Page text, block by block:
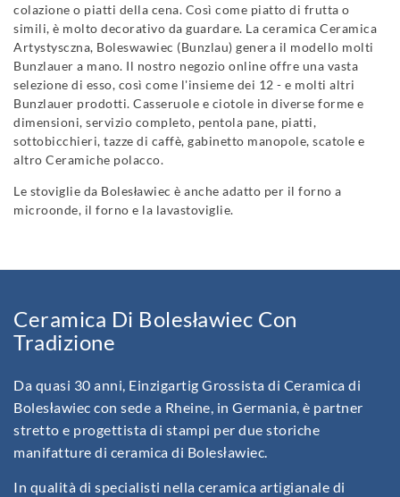
colazione o piatti della cena. Così come piatto di frutta o
simili, è molto decorativo da guardare. La ceramica Ceramica
Artystysczna, Boleswawiec (Bunzlau) genera il modello molti
Bunzlauer a mano. Il nostro negozio online offre una vasta
selezione di esso, così come l'insieme dei 12 - e molti altri
Bunzlauer prodotti. Casseruole e ciotole in diverse forme e
dimensioni, servizio completo, pentola pane, piatti,
sottobicchieri, tazze di caffè, gabinetto manopole, scatole e
altro Ceramiche polacco.
Le stoviglie da Bolesławiec è anche adatto per il forno a
microonde, il forno e la lavastoviglie.
Ceramica Di Bolesławiec Con
Tradizione
Da quasi 30 anni, Einzigartig Grossista di Ceramica di
Bolesławiec con sede a Rheine, in Germania, è partner
stretto e progettista di stampi per due storiche
manifatture di ceramica di Bolesławiec.
In qualità di specialisti nella ceramica artigianale di